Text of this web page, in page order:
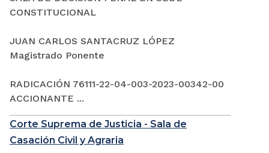
CONSTITUCIONAL
JUAN CARLOS SANTACRUZ LÓPEZ
Magistrado Ponente
RADICACIÓN 76111-22-04-003-2023-00342-00
ACCIONANTE ...
Corte Suprema de Justicia - Sala de
Casación Civil y Agraria